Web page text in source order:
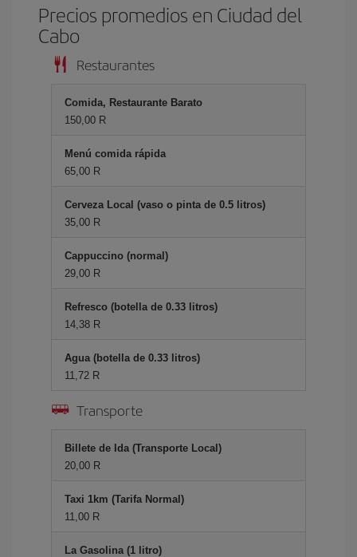
Precios promedios en Ciudad del
Cabo
Restaurantes
Comida, Restaurante Barato
150,00 R
Menú comida rápida
65,00 R
Cerveza Local (vaso o pinta de 0.5 litros)
35,00 R
Cappuccino (normal)
29,00 R
Refresco (botella de 0.33 litros)
14,38 R
Agua (botella de 0.33 litros)
11,72 R
Transporte
Billete de Ida (Transporte Local)
20,00 R
Taxi 1km (Tarifa Normal)
11,00 R
La Gasolina (1 litro)